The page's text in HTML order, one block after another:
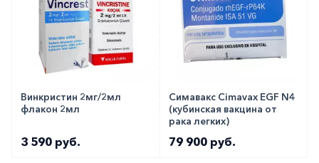
Винкристин 2мг/2мл
флакон 2мл
3 590 руб.
Симавакс Cimavax EGF N4
(кубинская вакцина от
рака легких)
79 900 руб.